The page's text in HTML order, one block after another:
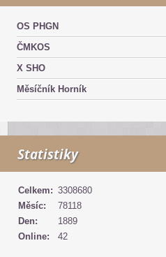
OS PHGN
ČMKOS
X SHO
Měsíčník Horník
Statistiky
Online: 42
Celkem: 3308680
Měsíc:
78118
Den:
1889